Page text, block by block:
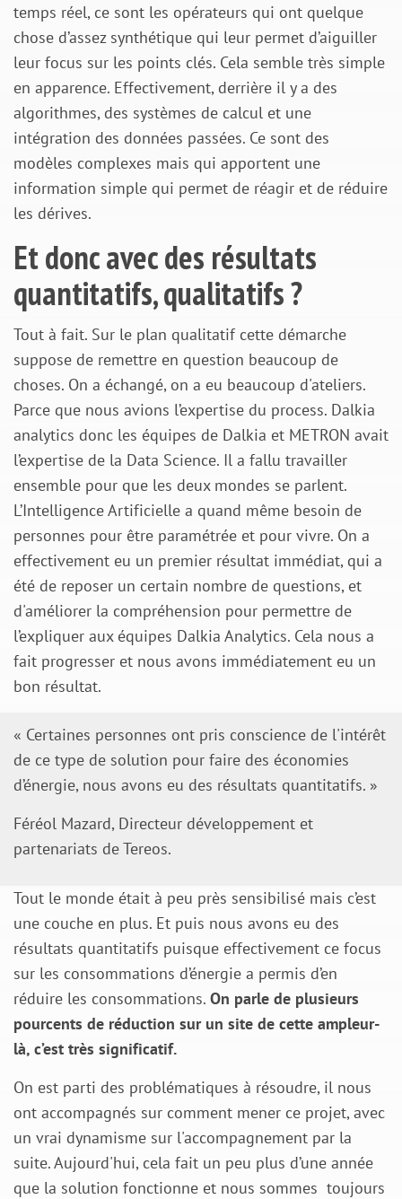
temps réel, ce sont les opérateurs qui ont quelque
chose d’assez synthétique qui leur permet d’aiguiller
leur focus sur les points clés. Cela semble très simple
en apparence. Effectivement, derrière il y a des
algorithmes, des systèmes de calcul et une
intégration des données passées. Ce sont des
modèles complexes mais qui apportent une
information simple qui permet de réagir et de réduire
les dérives.
Et donc avec des résultats
quantitatifs, qualitatifs ?
Tout à fait. Sur le plan qualitatif cette démarche
suppose de remettre en question beaucoup de
choses. On a échangé, on a eu beaucoup d'ateliers.
Parce que nous avions l’expertise du process. Dalkia
analytics donc les équipes de Dalkia et METRON avait
l’expertise de la Data Science. Il a fallu travailler
ensemble pour que les deux mondes se parlent.
L’Intelligence Artificielle a quand même besoin de
personnes pour être paramétrée et pour vivre. On a
effectivement eu un premier résultat immédiat, qui a
été de reposer un certain nombre de questions, et
d'améliorer la compréhension pour permettre de
l’expliquer aux équipes Dalkia Analytics. Cela nous a
fait progresser et nous avons immédiatement eu un
bon résultat.
« Certaines personnes ont pris conscience de l'intérêt
de ce type de solution pour faire des économies
d’énergie, nous avons eu des résultats quantitatifs. »
Féréol Mazard, Directeur développement et
partenariats de Tereos.
Tout le monde était à peu près sensibilisé mais c’est
une couche en plus. Et puis nous avons eu des
résultats quantitatifs puisque effectivement ce focus
sur les consommations d’énergie a permis d’en
réduire les consommations. On parle de plusieurs
pourcents de réduction sur un site de cette ampleur-
là, c’est très significatif.
On est parti des problématiques à résoudre, il nous
ont accompagnés sur comment mener ce projet, avec
un vrai dynamisme sur l'accompagnement par la
suite. Aujourd'hui, cela fait un peu plus d’une année
que la solution fonctionne et nous sommes toujours